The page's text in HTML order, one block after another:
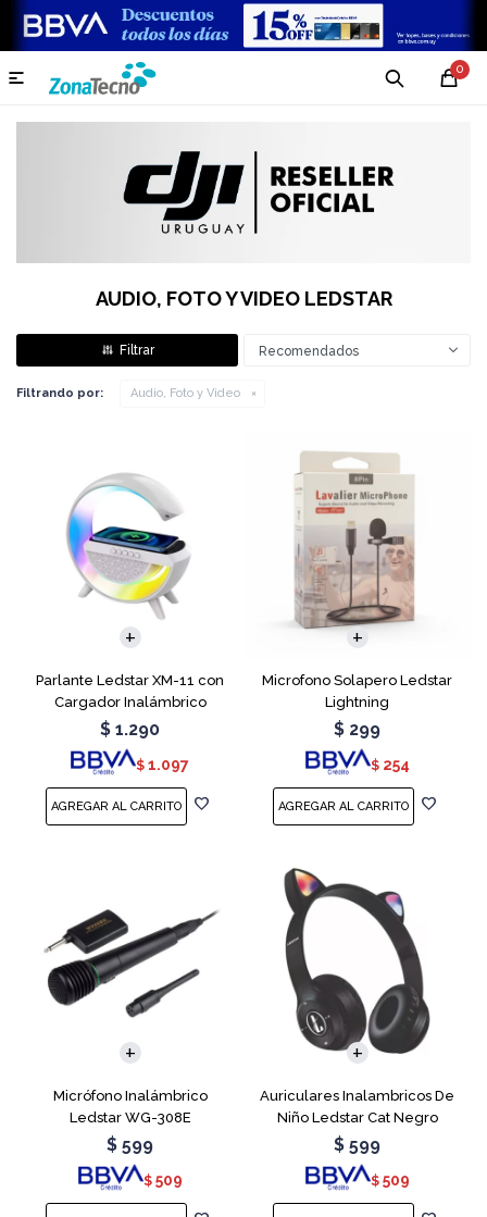
0

AUDIO, FOTO Y VIDEO LEDSTAR
Recomendados
Filtrando por: Audio, Foto y Video
Parlante Ledstar XM-11 con
Cargador Inalámbrico
$ 1.290
$ 1.097
Microfono Solapero Ledstar
Lightning
$ 299
$ 254
Micrófono Inalámbrico
Ledstar WG-308E
$ 599
$ 509
Auriculares Inalambricos De
Niño Ledstar Cat Negro
$ 599
$ 509